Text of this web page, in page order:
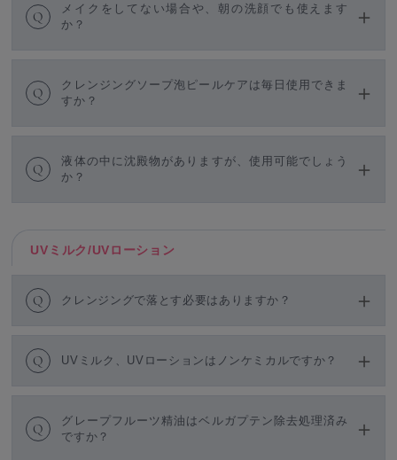
Q
メイクをしてない場合や、朝の洗顔でも使えます
か？
Q
クレンジングソープ泡ピールケアは毎日使用できま
すか？
Q
液体の中に沈殿物がありますが、使用可能でしょう
か？
UVミルク/UVローション
Q クレンジングで落とす必要はありますか？
Q UVミルク、UVローションはノンケミカルですか？
Q
グレープフルーツ精油はベルガプテン除去処理済み
ですか？